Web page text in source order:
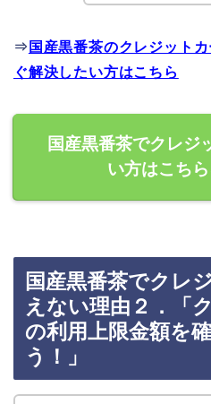
⇒ 国産黒番茶のクレジット
ぐ解決したい方はこちら
国産黒番茶でクレジ
い方はこち
国産黒番茶でクレ
えない理由２．「
の利用上限金額を
う！」